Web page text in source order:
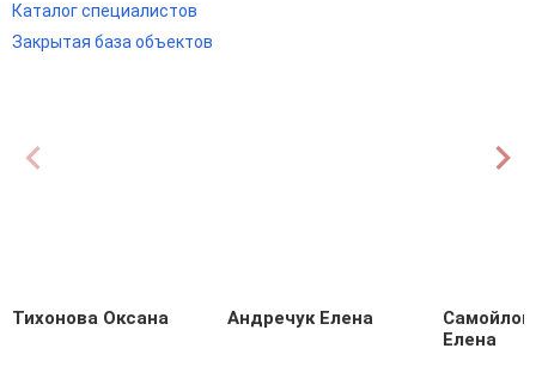
Каталог специалистов
Закрытая база объектов
Тихонова Оксана Андречук Елена
Елена